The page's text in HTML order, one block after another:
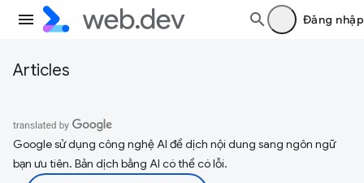
Đăng nhập
Articles
Google sử dụng công nghệ AI để dịch nội dung sang ngôn ngữ
bạn ưu tiên. Bản dịch bằng AI có thể có lỗi.